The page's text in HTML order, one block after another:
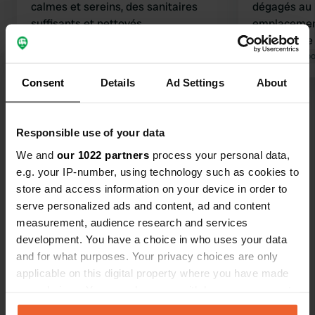
Consent Details Ad Settings About
Responsible use of your data
We and our 1022 partners process your personal data,
e.g. your IP-number, using technology such as cookies to
store and access information on your device in order to
serve personalized ads and content, ad and content
measurement, audience research and services
development. You have a choice in who uses your data
and for what purposes. Your privacy choices are only
applicable on this digital property where you have made
any time from the Cookie Declaration or by clicking on
calmes et sereins, des sanitaires
suffisants et nettoyés
immédiatement fourni des rallonges.
de l'emplacement. Bon Wi-Fi et prix
corrects ; nous avons payé 91 euros
pour 2 nuits pour 2 adultes, 1 enfant, 1
chien, camping-car et électricité. Un
ancien bunker de sous-marin est à 10
minutes à pied.
dégagés
toujours
végétation
Traduit par
Contact
brijesta 10
Copie